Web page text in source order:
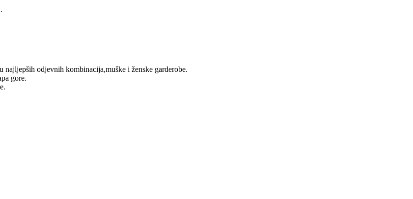
odjevnih kombinacija,muške i ženske garderobe.
gore.